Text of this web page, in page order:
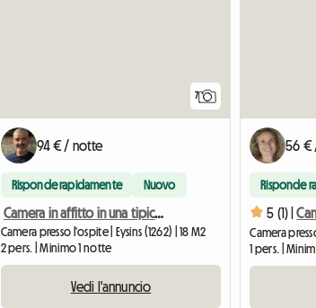
7
94 € / notte
Risponde rapidamente Nuovo
Camera in affitto in una tipica casa di paese
Camera presso l'ospite | Eysins (1262) | 18 M2
2 pers. | Minimo 1 notte
Vedi l'annuncio
56 €
Risponde
5 (1) |
Camera
1 pers. |